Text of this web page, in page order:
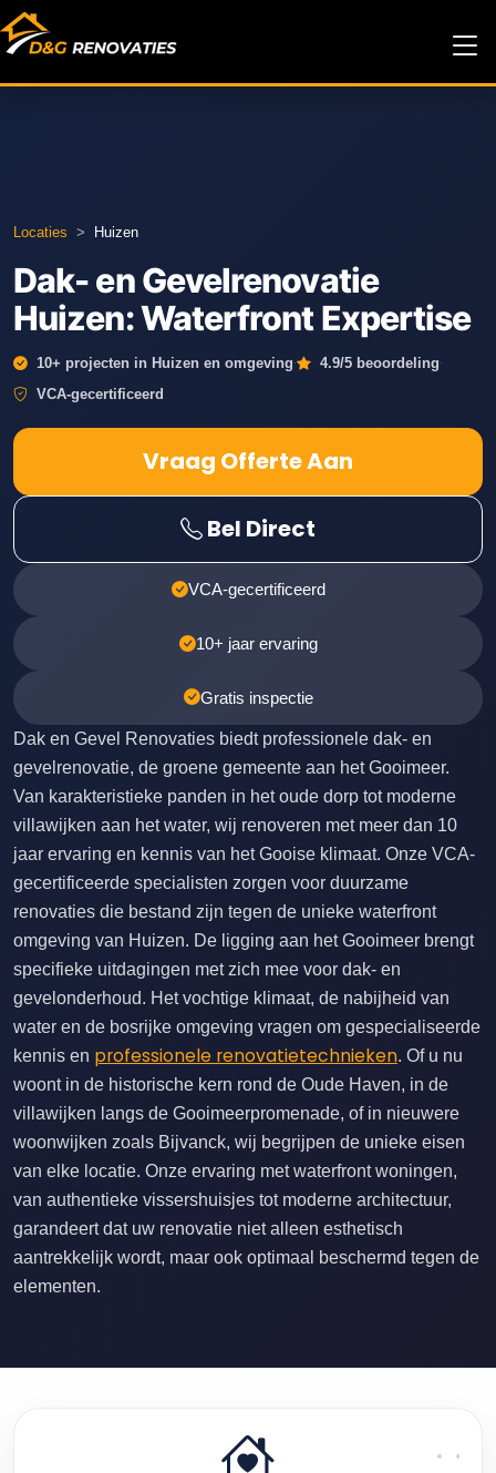
Locaties > Huizen
Dak- en Gevelrenovatie
Huizen: Waterfront Expertise
10+ projecten in Huizen en omgeving· 4.9/5 beoordeling·
VCA-gecertificeerd
Dak en Gevel Renovaties biedt professionele dak- en
gevelrenovatie, de groene gemeente aan het Gooimeer.
Van karakteristieke panden in het oude dorp tot moderne
villawijken aan het water, wij renoveren met meer dan 10
jaar ervaring en kennis van het Gooise klimaat. Onze VCA-
gecertificeerde specialisten zorgen voor duurzame
renovaties die bestand zijn tegen de unieke waterfront
omgeving van Huizen. De ligging aan het Gooimeer brengt
specifieke uitdagingen met zich mee voor dak- en
gevelonderhoud. Het vochtige klimaat, de nabijheid van
water en de bosrijke omgeving vragen om gespecialiseerde
kennis en professionele renovatietechnieken. Of u nu
woont in de historische kern rond de Oude Haven, in de
villawijken langs de Gooimeerpromenade, of in nieuwere
woonwijken zoals Bijvanck, wij begrijpen de unieke eisen
van elke locatie. Onze ervaring met waterfront woningen,
van authentieke vissershuisjes tot moderne architectuur,
garandeert dat uw renovatie niet alleen esthetisch
aantrekkelijk wordt, maar ook optimaal beschermd tegen de
elementen.
Vraag Offerte Aan
Bel Direct
VCA-gecertificeerd
10+ jaar ervaring
Gratis inspectie